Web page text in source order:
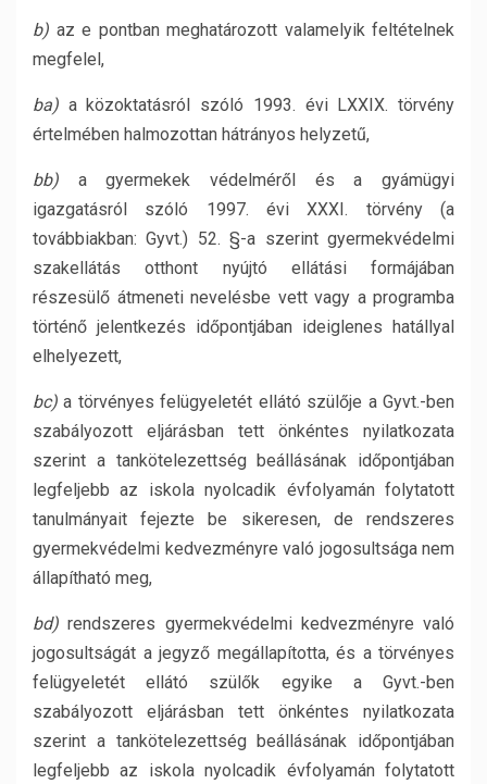
b) az e pontban meghatározott valamelyik feltételnek
megfelel,
ba) a közoktatásról szóló 1993. évi LXXIX. törvény
értelmében halmozottan hátrányos helyzetű,
bb) a gyermekek védelméről és a gyámügyi
igazgatásról szóló 1997. évi XXXI. törvény (a
továbbiakban: Gyvt.) 52. §-a szerint gyermekvédelmi
szakellátás otthont nyújtó ellátási formájában
részesülő átmeneti nevelésbe vett vagy a programba
történő jelentkezés időpontjában ideiglenes hatállyal
elhelyezett,
bc)a törvényes felügyeletét ellátó szülője a Gyvt.-ben
szabályozott eljárásban tett önkéntes nyilatkozata
szerint a tankötelezettség beállásának időpontjában
legfeljebb az iskola nyolcadik évfolyamán folytatott
tanulmányait fejezte be sikeresen, de rendszeres
gyermekvédelmi kedvezményre való jogosultsága nem
állapítható meg,
bd)rendszeres gyermekvédelmi kedvezményre való
jogosultságát a jegyző megállapította, és a törvényes
felügyeletét ellátó szülők egyike a Gyvt.-ben
szabályozott eljárásban tett önkéntes nyilatkozata
szerint a tankötelezettség beállásának időpontjában
legfeljebb az iskola nyolcadik évfolyamán folytatott